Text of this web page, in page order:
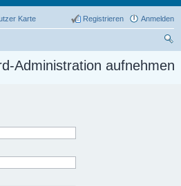
Karte Anmelden
Registrieren
he
Administration aufnehmen